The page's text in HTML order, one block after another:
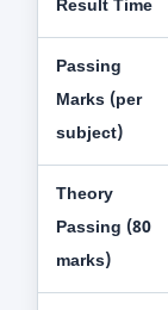
Result Time
Passing
Marks (per
subject)
Theory
Passing (80
marks)